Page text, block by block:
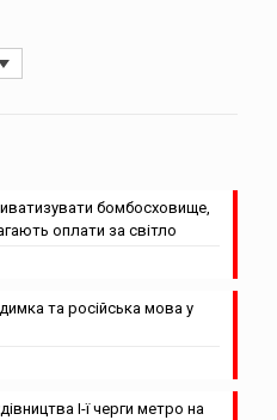
бомбосховище,
оплати за світло
та російська мова у
І-ї черги метро на